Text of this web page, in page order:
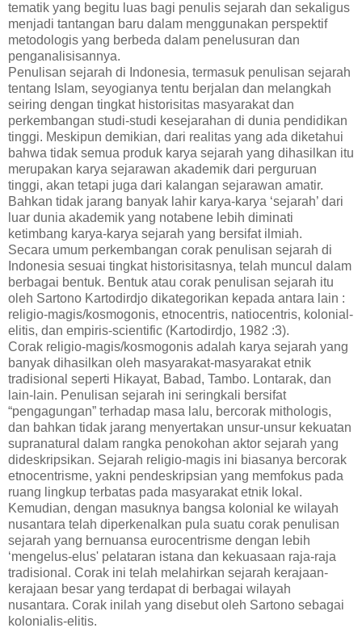
tematik yang begitu luas bagi penulis sejarah dan sekaligus
menjadi tantangan baru dalam menggunakan perspektif
metodologis yang berbeda dalam penelusuran dan
penganalisisannya.
Penulisan sejarah di Indonesia, termasuk penulisan sejarah
tentang Islam, seyogianya tentu berjalan dan melangkah
seiring dengan tingkat historisitas masyarakat dan
perkembangan studi-studi kesejarahan di dunia pendidikan
tinggi. Meskipun demikian, dari realitas yang ada diketahui
bahwa tidak semua produk karya sejarah yang dihasilkan itu
merupakan karya sejarawan akademik dari perguruan
tinggi, akan tetapi juga dari kalangan sejarawan amatir.
Bahkan tidak jarang banyak lahir karya-karya ‘sejarah’ dari
luar dunia akademik yang notabene lebih diminati
ketimbang karya-karya sejarah yang bersifat ilmiah.
Secara umum perkembangan corak penulisan sejarah di
Indonesia sesuai tingkat historisitasnya, telah muncul dalam
berbagai bentuk. Bentuk atau corak penulisan sejarah itu
oleh Sartono Kartodirdjo dikategorikan kepada antara lain :
religio-magis/kosmogonis, etnocentris, natiocentris, kolonial-
elitis, dan empiris-scientific (Kartodirdjo, 1982 :3).
Corak religio-magis/kosmogonis adalah karya sejarah yang
banyak dihasilkan oleh masyarakat-masyarakat etnik
tradisional seperti Hikayat, Babad, Tambo. Lontarak, dan
lain-lain. Penulisan sejarah ini seringkali bersifat
“pengagungan” terhadap masa lalu, bercorak mithologis,
dan bahkan tidak jarang menyertakan unsur-unsur kekuatan
supranatural dalam rangka penokohan aktor sejarah yang
dideskripsikan. Sejarah religio-magis ini biasanya bercorak
etnocentrisme, yakni pendeskripsian yang memfokus pada
ruang lingkup terbatas pada masyarakat etnik lokal.
Kemudian, dengan masuknya bangsa kolonial ke wilayah
nusantara telah diperkenalkan pula suatu corak penulisan
sejarah yang bernuansa eurocentrisme dengan lebih
‘mengelus-elus' pelataran istana dan kekuasaan raja-raja
tradisional. Corak ini telah melahirkan sejarah kerajaan-
kerajaan besar yang terdapat di berbagai wilayah
nusantara. Corak inilah yang disebut oleh Sartono sebagai
kolonialis-elitis.